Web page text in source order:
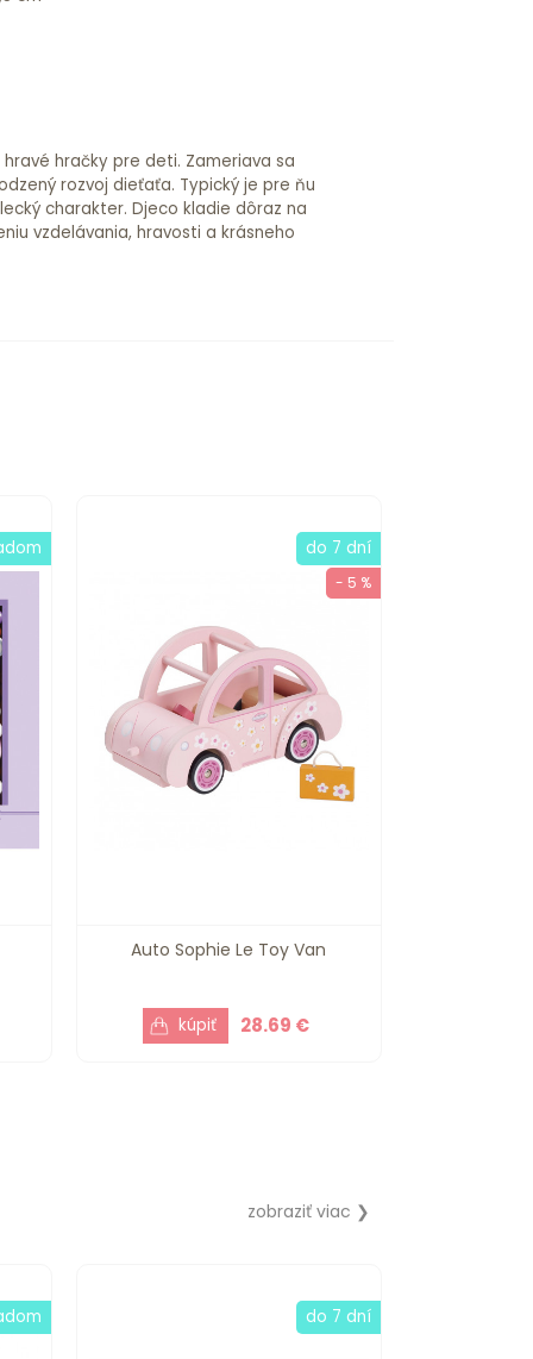
hračky pre deti. Zameriava sa
rozvoj dieťaťa. Typický je pre ňu
charakter. Djeco kladie dôraz na
vzdelávania, hravosti a krásneho
Auto Sophie Le Toy Van
28.69 €
do 7 dní
- 5 %
zobraziť viac ❯
do 7 dní